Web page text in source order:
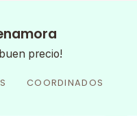
precio!
COORDINADOS